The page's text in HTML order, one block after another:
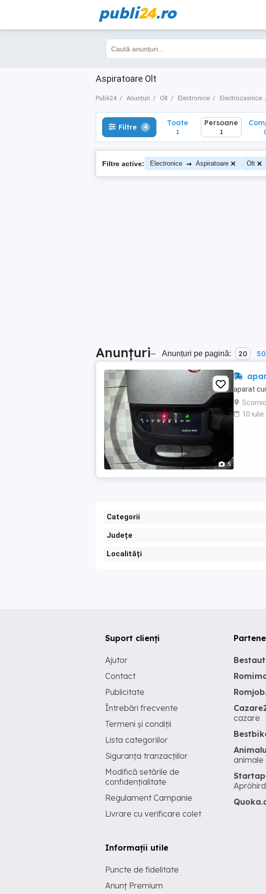
publi24.ro
Aspiratoare Olt
Publi24 Anunțuri Olt Electronice Electrocasnice
Filtre 4 Toate
1
Filtre 4 Toate
1
Persoane
1
Filtre active: Electronice → Aspiratoare Olt
Anunțuri– Anunțuri pe pagină: 20 50
5
aparat
10 iulie
Categorii
Județe
Localități
Suport clienți
Ajutor
Contact
Publicitate
Întrebări frecvente
Termeni și condiții
Lista categoriilor
Siguranța tranzacțiilor
Modifică setările de
confidențialitate
Regulament Campanie
Livrare cu verificare colet
Informații utile
Puncte de fidelitate
Anunț Premium
cazare
animale